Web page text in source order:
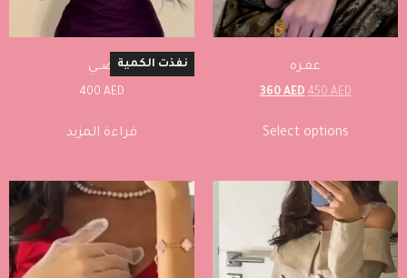
عفـره
450AED
360AED
Select options
نفذت الكمية ضــي
400 AED
قراءة المزيد